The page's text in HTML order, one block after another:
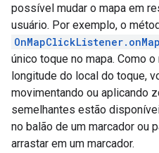
possível mudar o mapa em
usuário. Por exemplo, o
único toque no mapa. Como
longitude do local do toque,
movimentando ou aplicando
semelhantes estão
no balão de um marcador ou
arrastar em um marcador.